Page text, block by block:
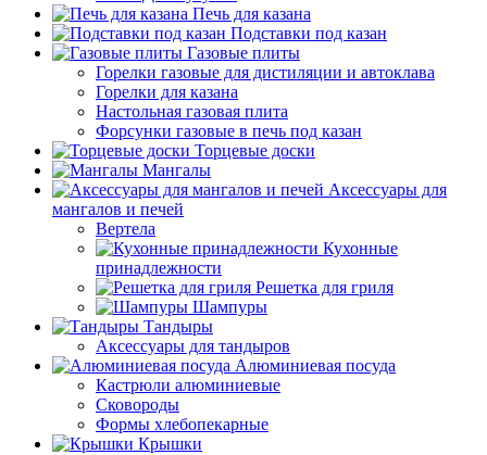
Печь для казана
Подставки под казан
Газовые плиты
Горелки газовые для дистиляции и автоклава
Горелки для казана
Настольная газовая плита
Форсунки газовые в печь под казан
Торцевые доски
Мангалы
Аксессуары для
мангалов и печей
Вертела
Кухонные
принадлежности
Решетка для гриля
Шампуры
Тандыры
Аксессуары для тандыров
Алюминиевая посуда
Кастрюли алюминиевые
Сковороды
Формы хлебопекарные
Крышки